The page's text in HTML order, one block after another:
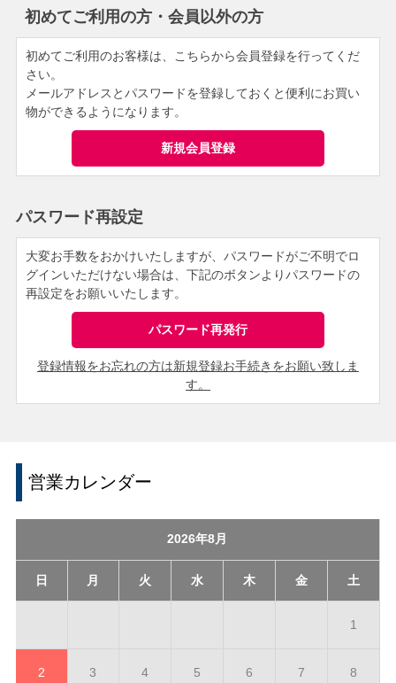
初めてご利用の方・会員以外の方
初めてご利用のお客様は、こちらから会員登録を行ってくだ
さい。
メールアドレスとパスワードを登録しておくと便利にお買い
物ができるようになります。
パスワード再設定
大変お手数をおかけいたしますが、パスワードがご不明でロ
グインいただけない場合は、下記のボタンよりパスワードの
再設定をお願いいたします。
登録情報をお忘れの方は新規登録お手続きをお願い致しま
す。
営業カレンダー
2026年8月
日 月 火 水 木 金 土
1
2 3 4 5 6 7 8